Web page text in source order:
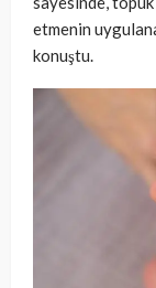
etmenin
konuştu.